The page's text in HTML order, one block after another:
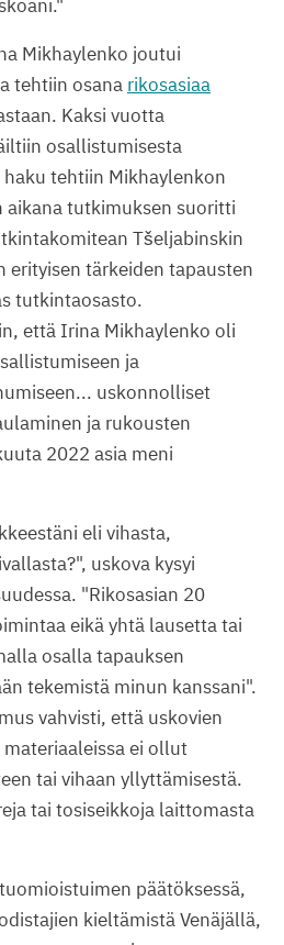
Mikhaylenko joutui
tehtiin osana rikosasiaa
Kaksi vuotta
osallistumisesta
tehtiin Mikhaylenkon
aikana tutkimuksen suoritti
Tšeljabinskin
tärkeiden tapausten
tutkintaosasto.
että Irina Mikhaylenko oli
ja
uskonnolliset
ja rukousten
2022 asia meni
eli vihasta,
uskova kysyi
"Rikosasian 20
eikä yhtä lausetta tai
osalla tapauksen
tekemistä minun kanssani".
vahvisti, että uskovien
ei ollut
tai vihaan yllyttämisestä.
tai tosiseikkoja laittomasta
päätöksessä,
kieltämistä Venäjällä,